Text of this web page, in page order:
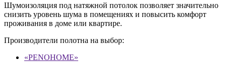
Шумоизоляция под натяжной потолок позволяет значительно
снизить уровень шума в помещениях и повысить комфорт
проживания в доме или квартире.
Производители полотна на выбор:
«PENOHOME»